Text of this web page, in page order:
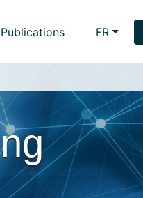
Publications FR